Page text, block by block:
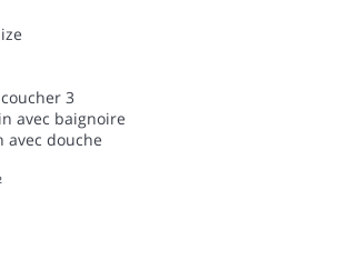
3
avec baignoire
avec douche